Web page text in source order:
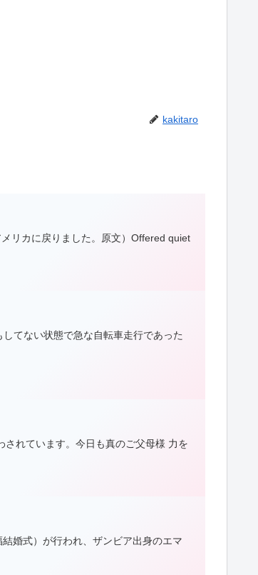
kakitaro
リカに戻りました。原文）Offered quiet
てない状態で急な自転車走行であった
れています。今日も真のご父母様 力を
婚式）が行われ、ザンビア出身のエマ